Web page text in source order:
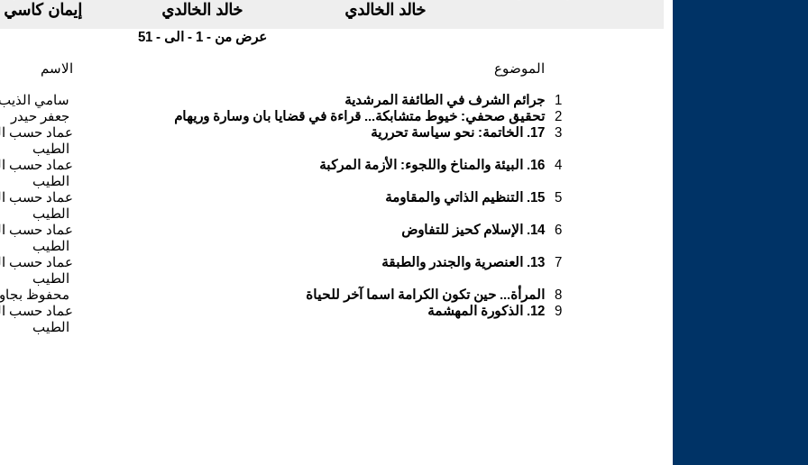
إيمان
خالد الخالدي
خالد الخالدي
عرض من - 1 - الى - 51
الاسم الموضوع
سامي الذيب جرائم الشرف في الطائفة المرشدية
1
جعفر حيدر تحقيق صحفي: خيوط متشابكة... قراءة في قضايا بان وسارة وريهام
2
عماد حسب
الطيب
17. الخاتمة: نحو سياسة تحررية 3
عماد حسب
الطيب
16. البيئة والمناخ واللجوء: الأزمة المركبة 4
عماد حسب
الطيب
15. التنظيم الذاتي والمقاومة 5
عماد حسب
الطيب
14. الإسلام كحيز للتفاوض 6
عماد حسب
الطيب
13. العنصرية والجندر والطبقة 7
محفوظ المرأة... حين تكون الكرامة اسما آخر للحياة
8
عماد حسب
الطيب
12. الذكورة المهشمة 9